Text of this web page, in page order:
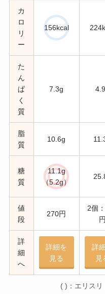
カ
ロ
リ
ー
156kcal
た
ん
ぱ
く
質
7.3g
脂
質
10.6g
糖
質
11.1g
（5.2g）
値
段
270円
2個
円
詳
細
へ
詳細を
見る
詳
見
( )：エリス